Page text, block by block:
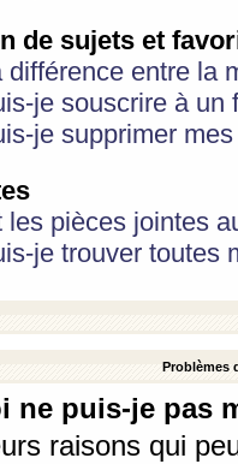
de sujets et
différence entre la
je souscrire à
je supprimer
les pièces jointes
je trouver toutes
Problèmes
ne puis-je pas
raisons qui